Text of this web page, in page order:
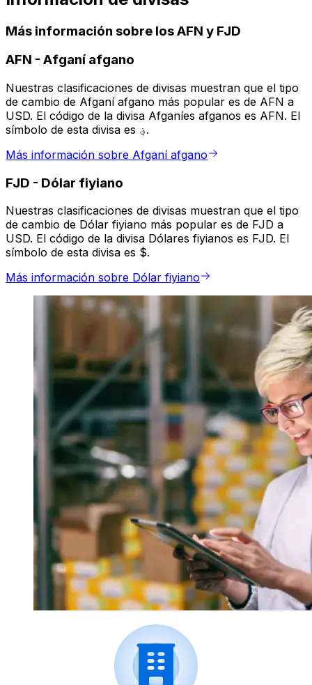
Más información sobre los AFN y FJD
AFN - Afganí afgano
Nuestras clasificaciones de divisas muestran que el tipo
de cambio de Afganí afgano más popular es de AFN a
USD. El código de la divisa Afganíes afganos es AFN. El
símbolo de esta divisa es ؋.
Más información sobre Afganí afgano
FJD - Dólar fiyiano
Nuestras clasificaciones de divisas muestran que el tipo
de cambio de Dólar fiyiano más popular es de FJD a
USD. El código de la divisa Dólares fiyianos es FJD. El
símbolo de esta divisa es $.
Más información sobre Dólar fiyiano